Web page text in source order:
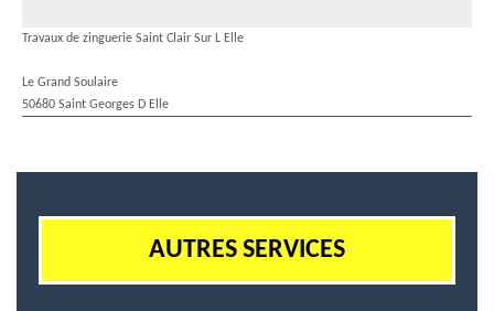
Travaux de zinguerie Saint Clair Sur L Elle
Le Grand Soulaire
50680 Saint Georges D Elle
AUTRES SERVICES